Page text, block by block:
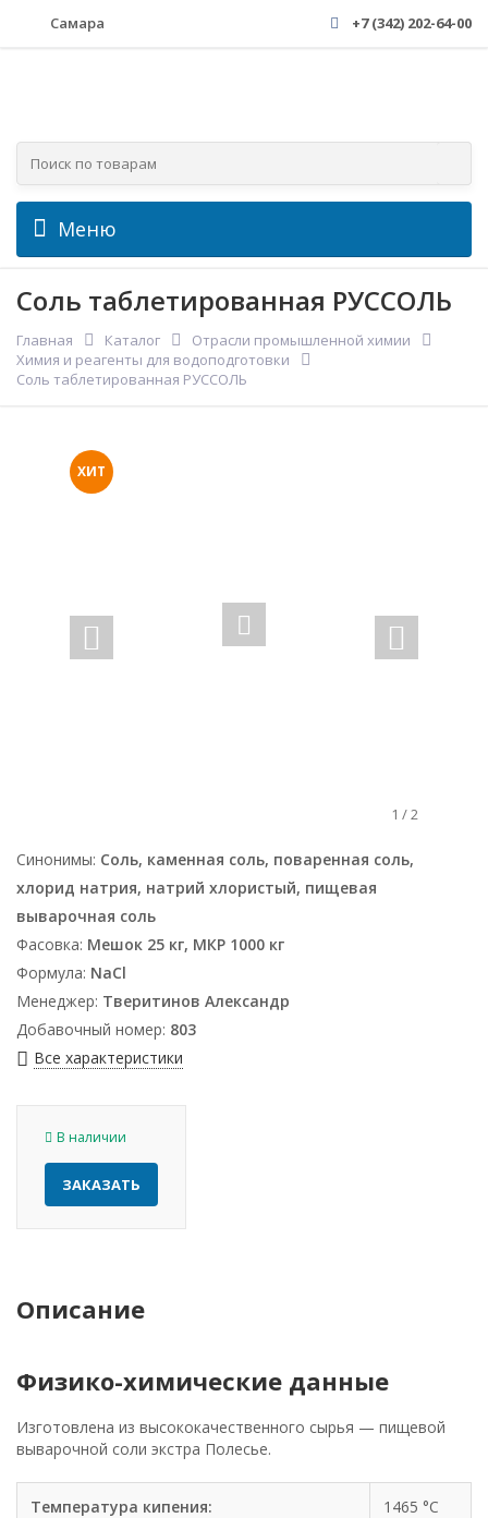
Самара +7 (342) 202-64-00
Меню
Соль таблетированная РУССОЛЬ
Главная Каталог
Отрасли промышленной химии
Химия и реагенты для водоподготовки
Соль таблетированная РУССОЛЬ
ХИТ
1 /2
Синонимы: Соль, каменная соль, поваренная соль,
хлорид натрия, натрий хлористый, пищевая
выварочная соль
Фасовка: Мешок 25 кг, МКР 1000 кг
Формула: NaCl
Менеджер: Тверитинов Александр
Добавочный номер: 803
Все характеристики
В наличии
ЗАКАЗАТЬ
Описание
Физико-химические данные
Изготовлена из высококачественного сырья — пищевой
выварочной соли экстра Полесье.
Температура кипения: 1465 °C